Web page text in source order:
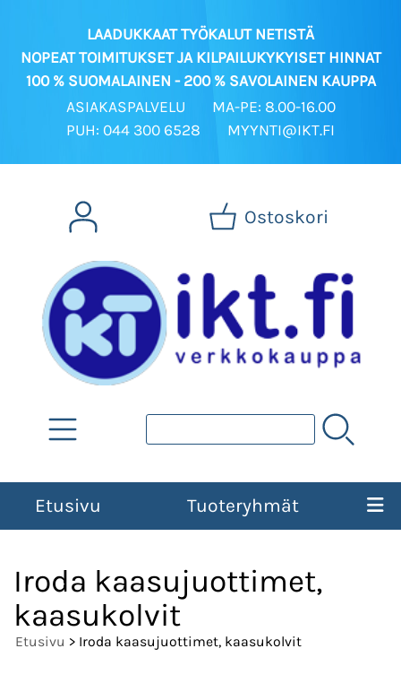
LAADUKKAAT TYÖKALUT NETISTÄ
NOPEAT TOIMITUKSET JA KILPAILUKYKYISET HINNAT
100 % SUOMALAINEN - 200 % SAVOLAINEN KAUPPA
ASIAKASPALVELU
MA-PE: 8.00-16.00
PUH: 044 300 6528
MYYNTI@IKT.FI
Ostoskori
Etusivu Tuoteryhmät
Iroda kaasujuottimet,
kaasukolvit
Etusivu > Iroda kaasujuottimet, kaasukolvit